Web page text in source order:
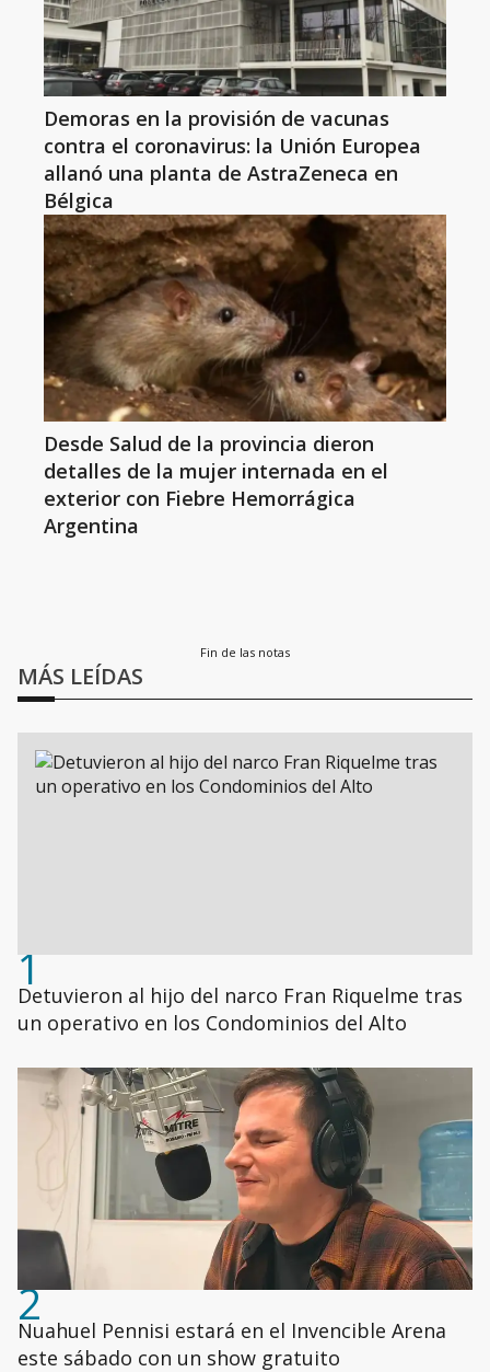
Demoras en la provisión de vacunas
contra el coronavirus: la Unión Europea
allanó una planta de AstraZeneca en
Bélgica
Desde Salud de la provincia dieron
detalles de la mujer internada en el
exterior con Fiebre Hemorrágica
Argentina
Fin de las notas
MÁS LEÍDAS
1
Detuvieron al hijo del narco Fran Riquelme tras
un operativo en los Condominios del Alto
2
Nuahuel Pennisi estará en el Invencible Arena
este sábado con un show gratuito